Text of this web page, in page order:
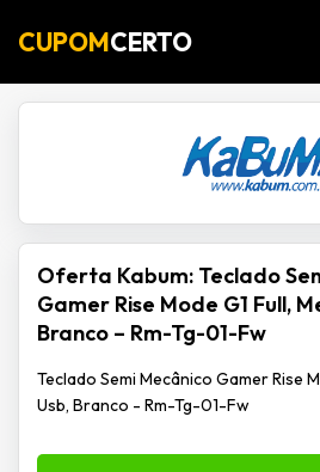
CUPOMCERTO
Oferta Kabum: Teclado
Gamer Rise Mode G1 Full,
Branco – Rm-Tg-01-Fw
Teclado Semi Mecânico Gamer Rise
Usb, Branco - Rm-Tg-01-Fw